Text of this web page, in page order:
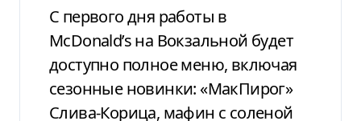
С первого дня работы в
McDonald’s на Вокзальной будет
доступно полное меню, включая
сезонные новинки: «МакПирог»
Слива-Корица, мафин с соленой